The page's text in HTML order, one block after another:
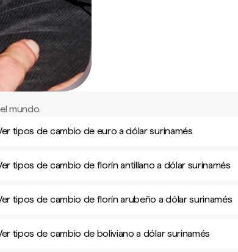
mundo.
tipos de cambio de euro a dólar surinamés
tipos de cambio de florín antillano a dólar surinamés
tipos de cambio de florín arubeño a dólar surinamés
tipos de cambio de boliviano a dólar surinamés